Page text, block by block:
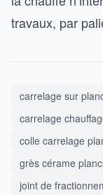
travaux, par
carrelage sur
carrelage
colle carrelage
grès cérame
joint de